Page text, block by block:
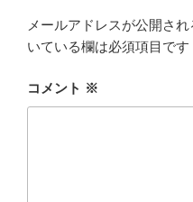
メールアドレスが公開され
いている欄は必須項目です
コメント ※